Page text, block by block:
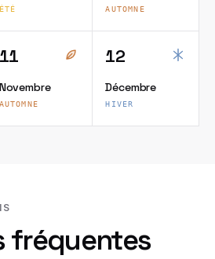
ÉTÉ AUTOMNE
11
Novembre
AUTOMNE
12
Décembre
HIVER
fréquentes